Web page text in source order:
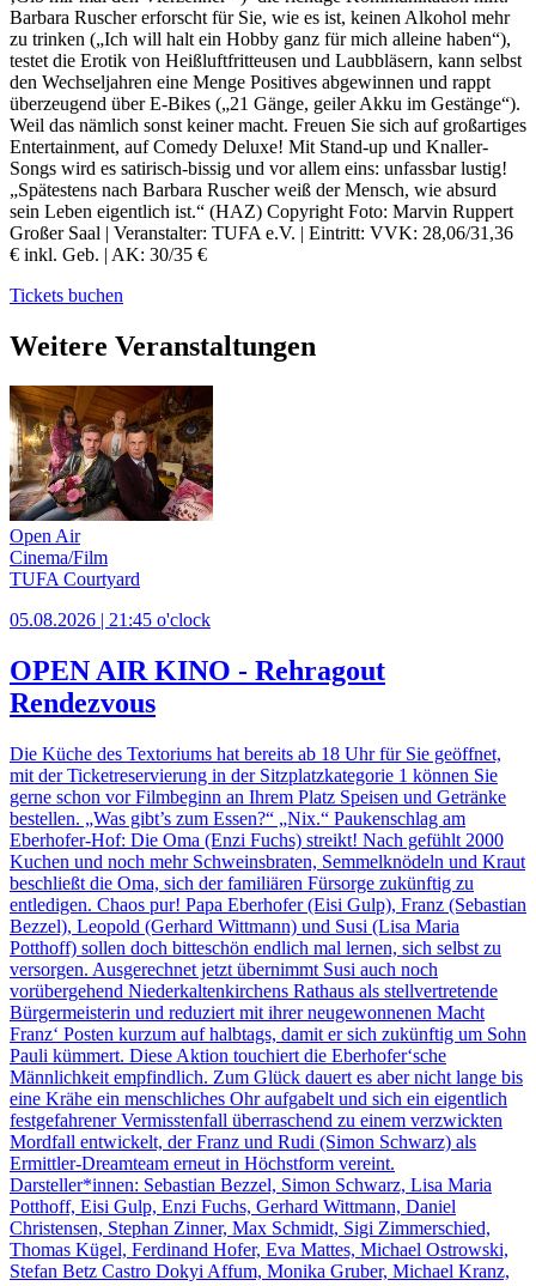
Barbara Ruscher erforscht für Sie, wie es ist, keinen Alkohol mehr
zu trinken („Ich will halt ein Hobby ganz für mich alleine haben“),
testet die Erotik von Heißluftfritteusen und Laubbläsern, kann selbst
den Wechseljahren eine Menge Positives abgewinnen und rappt
überzeugend über E-Bikes („21 Gänge, geiler Akku im Gestänge“).
Weil das nämlich sonst keiner macht. Freuen Sie sich auf großartiges
Entertainment, auf Comedy Deluxe! Mit Stand-up und Knaller-
Songs wird es satirisch-bissig und vor allem eins: unfassbar lustig!
„Spätestens nach Barbara Ruscher weiß der Mensch, wie absurd
sein Leben eigentlich ist.“ (HAZ) Copyright Foto: Marvin Ruppert
Großer Saal | Veranstalter: TUFA e.V. | Eintritt: VVK: 28,06/31,36
€ inkl. Geb. | AK: 30/35 €
Tickets buchen
Weitere Veranstaltungen
Open Air
Cinema/Film
TUFA Courtyard
05.08.2026 | 21:45 o'clock
OPEN AIR KINO - Rehragout
Rendezvous
Die Küche des Textoriums hat bereits ab 18 Uhr für Sie geöffnet,
mit der Ticketreservierung in der Sitzplatzkategorie 1 können Sie
gerne schon vor Filmbeginn an Ihrem Platz Speisen und Getränke
bestellen. „Was gibt’s zum Essen?“ „Nix.“ Paukenschlag am
Eberhofer-Hof: Die Oma (Enzi Fuchs) streikt! Nach gefühlt 2000
Kuchen und noch mehr Schweinsbraten, Semmelknödeln und Kraut
beschließt die Oma, sich der familiären Fürsorge zukünftig zu
entledigen. Chaos pur! Papa Eberhofer (Eisi Gulp), Franz (Sebastian
Bezzel), Leopold (Gerhard Wittmann) und Susi (Lisa Maria
Potthoff) sollen doch bitteschön endlich mal lernen, sich selbst zu
versorgen. Ausgerechnet jetzt übernimmt Susi auch noch
vorübergehend Niederkaltenkirchens Rathaus als stellvertretende
Bürgermeisterin und reduziert mit ihrer neugewonnenen Macht
Franz‘ Posten kurzum auf halbtags, damit er sich zukünftig um Sohn
Pauli kümmert. Diese Aktion touchiert die Eberhofer‘sche
Männlichkeit empfindlich. Zum Glück dauert es aber nicht lange bis
eine Krähe ein menschliches Ohr aufgabelt und sich ein eigentlich
festgefahrener Vermisstenfall überraschend zu einem verzwickten
Mordfall entwickelt, der Franz und Rudi (Simon Schwarz) als
Ermittler-Dreamteam erneut in Höchstform vereint.
Darsteller*innen: Sebastian Bezzel, Simon Schwarz, Lisa Maria
Potthoff, Eisi Gulp, Enzi Fuchs, Gerhard Wittmann, Daniel
Christensen, Stephan Zinner, Max Schmidt, Sigi Zimmerschied,
Thomas Kügel, Ferdinand Hofer, Eva Mattes, Michael Ostrowski,
Stefan Betz Castro Dokyi Affum, Monika Gruber, Michael Kranz,